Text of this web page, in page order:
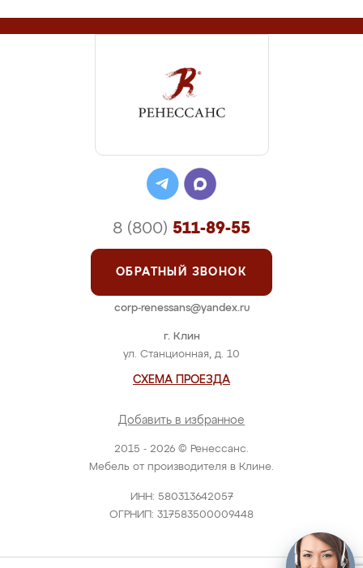
2015 - 2026 © Ренессанс.
Мебель от производителя в Клине.
ИНН: 580313642057
ОГРНИП: 317583500009448
г. Клин
ул. Станционная, д. 10
СХЕМА ПРОЕЗДА
Добавить в избранное
8 (800) 511-89-55
ОБРАТНЫЙ ЗВОНОК
corp-renessans@yandex.ru